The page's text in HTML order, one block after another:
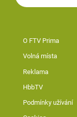
O FTV Prima
Volná místa
Reklama
HbbTV
Podmínky užívání